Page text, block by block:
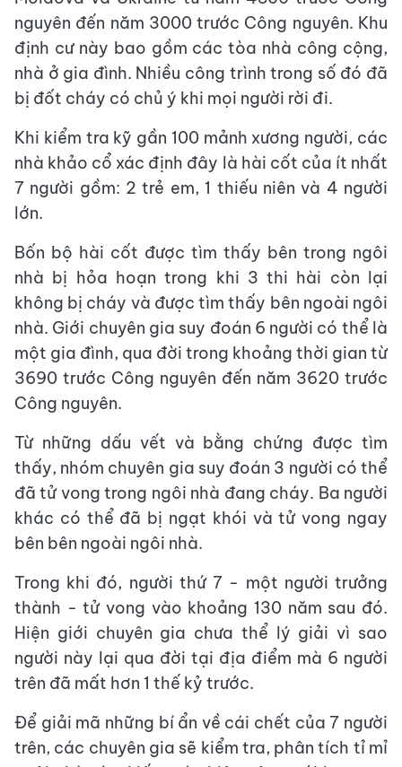
nguyên đến năm 3000 trước Công nguyên. Khu
định cư này bao gồm các tòa nhà công cộng,
nhà ở gia đình. Nhiều công trình trong số đó đã
bị đốt cháy có chủ ý khi mọi người rời đi.
Khi kiểm tra kỹ gần 100 mảnh xương người, các
nhà khảo cổ xác định đây là hài cốt của ít nhất
7 người gồm: 2 trẻ em, 1 thiếu niên và 4 người
lớn.
Bốn bộ hài cốt được tìm thấy bên trong ngôi
nhà bị hỏa hoạn trong khi 3 thi hài còn lại
không bị cháy và được tìm thấy bên ngoài ngôi
nhà. Giới chuyên gia suy đoán 6 người có thể là
một gia đình, qua đời trong khoảng thời gian từ
3690 trước Công nguyên đến năm 3620 trước
Công nguyên.
Từ những dấu vết và bằng chứng được tìm
thấy, nhóm chuyên gia suy đoán 3 người có thể
đã tử vong trong ngôi nhà đang cháy. Ba người
khác có thể đã bị ngạt khói và tử vong ngay
bên bên ngoài ngôi nhà.
Trong khi đó, người thứ 7 - một người trưởng
thành - tử vong vào khoảng 130 năm sau đó.
Hiện giới chuyên gia chưa thể lý giải vì sao
người này lại qua đời tại địa điểm mà 6 người
trên đã mất hơn 1 thế kỷ trước.
Để giải mã những bí ẩn về cái chết của 7 người
trên, các chuyên gia sẽ kiểm tra, phân tích tỉ mỉ